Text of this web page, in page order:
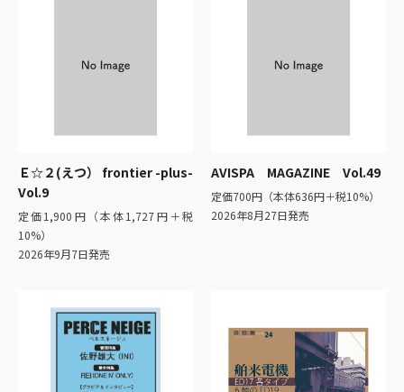
Ｅ☆２(えつ） frontier -plus-
Vol.9
定価1,900円（本体1,727円＋税
10%）
2026年9月7日発売
AVISPA MAGAZINE Vol.49
定価700円（本体636円＋税10%）
2026年8月27日発売